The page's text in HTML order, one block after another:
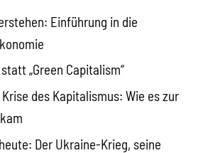
Einführung in die
„Green Capitalism“
des Kapitalismus: Wie es zur
Der Ukraine-Krieg, seine